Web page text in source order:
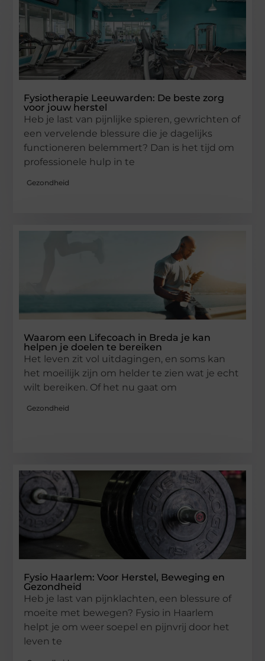
Fysiotherapie Leeuwarden: De beste zorg
voor jouw herstel
Heb je last van pijnlijke spieren, gewrichten of
een vervelende blessure die je dagelijks
functioneren belemmert? Dan is het tijd om
professionele hulp in te
Gezondheid
Waarom een Lifecoach in Breda je kan
helpen je doelen te bereiken
Het leven zit vol uitdagingen, en soms kan
het moeilijk zijn om helder te zien wat je echt
wilt bereiken. Of het nu gaat om
Gezondheid
Fysio Haarlem: Voor Herstel, Beweging en
Gezondheid
Heb je last van pijnklachten, een blessure of
moeite met bewegen? Fysio in Haarlem
helpt je om weer soepel en pijnvrij door het
leven te